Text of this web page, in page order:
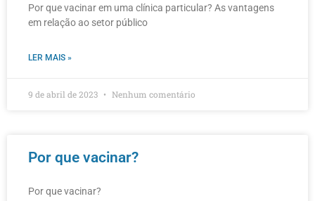
Por que vacinar em uma clínica particular? As vantagens
em relação ao setor público
LER MAIS »
9 de abril de 2023 Nenhum comentário
Por que vacinar?
Por que vacinar?